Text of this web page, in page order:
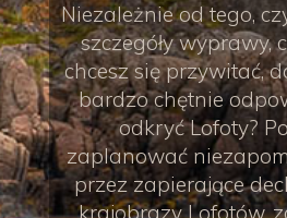
Niezależnie od tego,
szczegóły wyprawy,
chcesz się przywitać,
bardzo chętnie
odkryć Lofoty?
zaplanować
przez zapierające
krajobrazy Lofotów,